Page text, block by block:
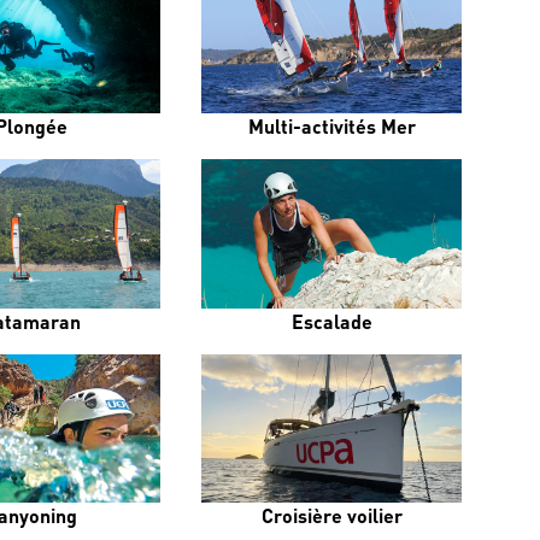
Multi-activités Mer
Escalade
Croisière voilier